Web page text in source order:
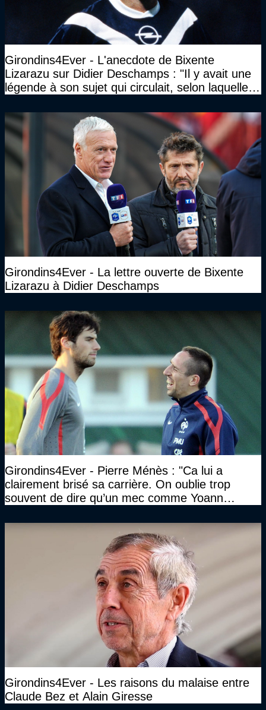
Girondins4Ever - L'anecdote de Bixente
Lizarazu sur Didier Deschamps : "Il y avait une
légende à son sujet qui circulait, selon laquelle il
Girondins4Ever - La lettre ouverte de Bixente
Lizarazu à Didier Deschamps
Girondins4Ever - Pierre Ménès : "Ca lui a
clairement brisé sa carrière. On oublie trop
souvent de dire qu’un mec comme Yoann
Girondins4Ever - Les raisons du malaise entre
Claude Bez et Alain Giresse